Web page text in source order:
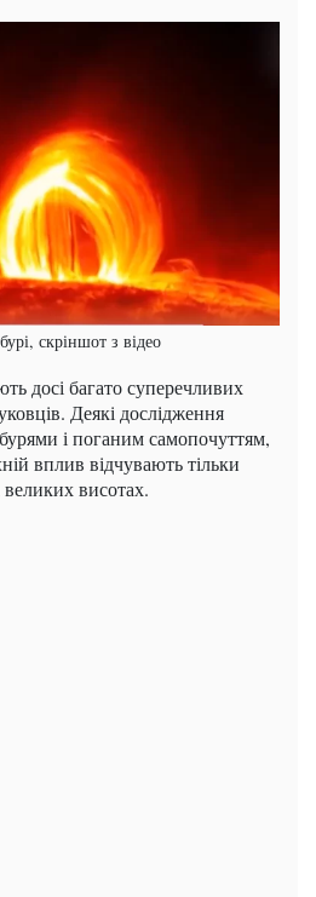
скріншот з відео
досі багато суперечливих
Деякі дослідження
і поганим самопочуттям,
вплив відчувають тільки
висотах.